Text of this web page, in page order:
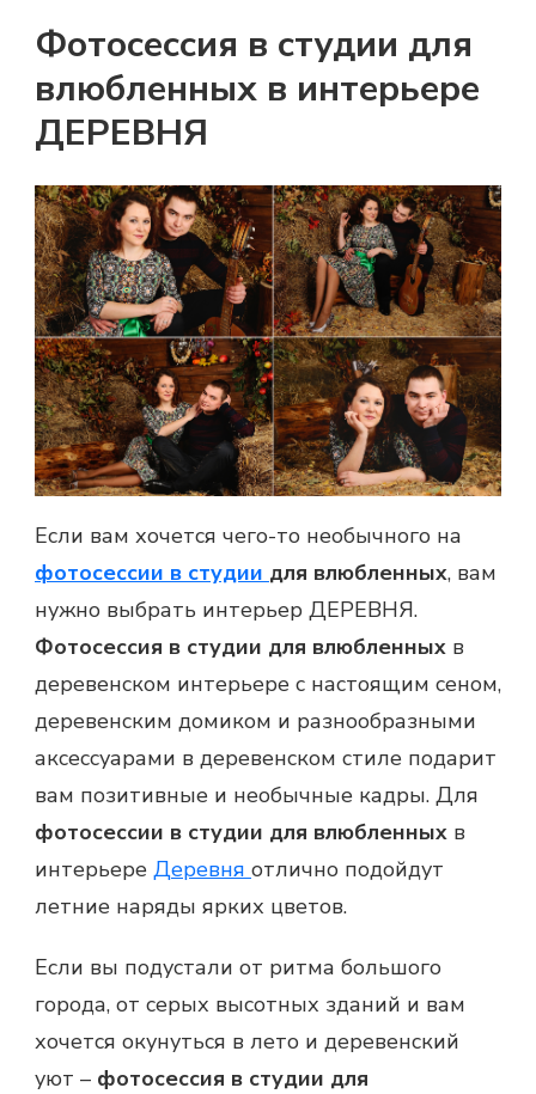
Фотосессия в студии для
влюбленных в интерьере
ДЕРЕВНЯ
Если вам хочется чего-то необычного на
фотосессии в студии для влюбленных, вам
нужно выбрать интерьер ДЕРЕВНЯ.
Фотосессия в студии для влюбленных в
деревенском интерьере с настоящим сеном,
деревенским домиком и разнообразными
аксессуарами в деревенском стиле подарит
вам позитивные и необычные кадры. Для
фотосессии в студии для влюбленных в
интерьере Деревня отлично подойдут
летние наряды ярких цветов.
Если вы подустали от ритма большого
города, от серых высотных зданий и вам
хочется окунуться в лето и деревенский
уют – фотосессия в студии для